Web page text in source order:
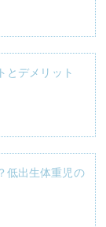
とデメリット
低出生体重児の